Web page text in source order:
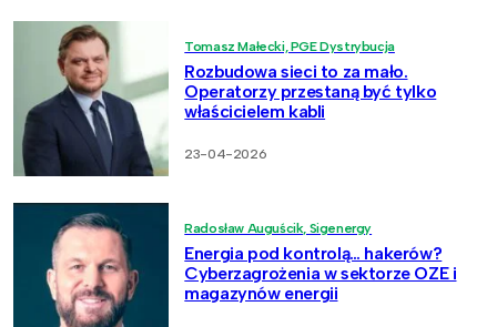
Tomasz Małecki, PGE Dystrybucja
Rozbudowa sieci to za mało.
Operatorzy przestaną być tylko
właścicielem kabli
23-04-2026
Radosław Auguścik, Sigenergy
Energia pod kontrolą… hakerów?
Cyberzagrożenia w sektorze OZE i
magazynów energii